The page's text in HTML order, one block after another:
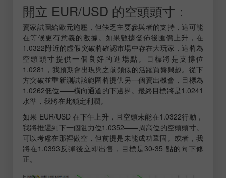
開立 EUR/USD 的空頭頭寸：
賣家試圖給歐元施壓，但缺乏主要參與者的支持，這可能
在等候更有意義的數據。如果數據發佈後匯價上升，在
1.0322附近的虛假突破將確認市場中存在大玩家，這將為
空頭頭寸提供一個良好的進場點。目標將是支撐位
1.0281，我預期會出現與之前類似的活躍買盤興趣。從下
方突破並重新測試該範圍將提供另一個賣出機會，目標為
1.0262低位——橫向通道的下邊界。最終目標將是1.0241
水準，我將在此鎖定利潤。
如果 EUR/USD 在下午上升，且空頭未能在1.0322行動，
我將推遲到下一個阻力位1.0352——周高位的空頭頭寸。
可以考慮在那裡做空，但前提是未能成功鞏固。或者，我
將在1.0393反彈後立即出售，目標是30-35 點的向下修
正。